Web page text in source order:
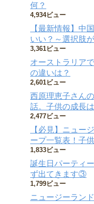
何？
4,934ビュー
【最新情報】中
いい？～選択肢
3,361ビュー
オーストラリア
の違いは？
2,601ビュー
西原理恵子さん
話。子供の成長
2,477ビュー
【必見】ニュー
ープ一覧表！子
1,833ビュー
誕生日パーティ
ず出てきます③
1,799ビュー
ニュージーラン